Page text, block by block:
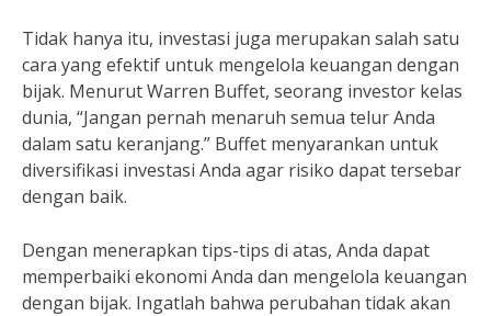
Tidak hanya itu, investasi juga merupakan salah satu
cara yang efektif untuk mengelola keuangan dengan
bijak. Menurut Warren Buffet, seorang investor kelas
dunia, “Jangan pernah menaruh semua telur Anda
dalam satu keranjang.” Buffet menyarankan untuk
diversifikasi investasi Anda agar risiko dapat tersebar
dengan baik.
Dengan menerapkan tips-tips di atas, Anda dapat
memperbaiki ekonomi Anda dan mengelola keuangan
dengan bijak. Ingatlah bahwa perubahan tidak akan